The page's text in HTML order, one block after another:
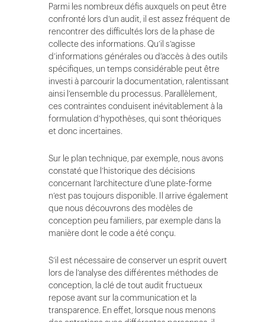
Parmi les nombreux défis auxquels on peut être
confronté lors d’un audit, il est assez fréquent de
rencontrer des difficultés lors de la phase de
collecte des informations. Qu’il s’agisse
d’informations générales ou d’accès à des outils
spécifiques, un temps considérable peut être
investi à parcourir la documentation, ralentissant
ainsi l’ensemble du processus. Parallèlement,
ces contraintes conduisent inévitablement à la
formulation d’hypothèses, qui sont théoriques
et donc incertaines.
Sur le plan technique, par exemple, nous avons
constaté que l’historique des décisions
concernant l’architecture d’une plate-forme
n’est pas toujours disponible. Il arrive également
que nous découvrons des modèles de
conception peu familiers, par exemple dans la
manière dont le code a été conçu.
S’il est nécessaire de conserver un esprit ouvert
lors de l’analyse des différentes méthodes de
conception, la clé de tout audit fructueux
repose avant sur la communication et la
transparence. En effet, lorsque nous menons